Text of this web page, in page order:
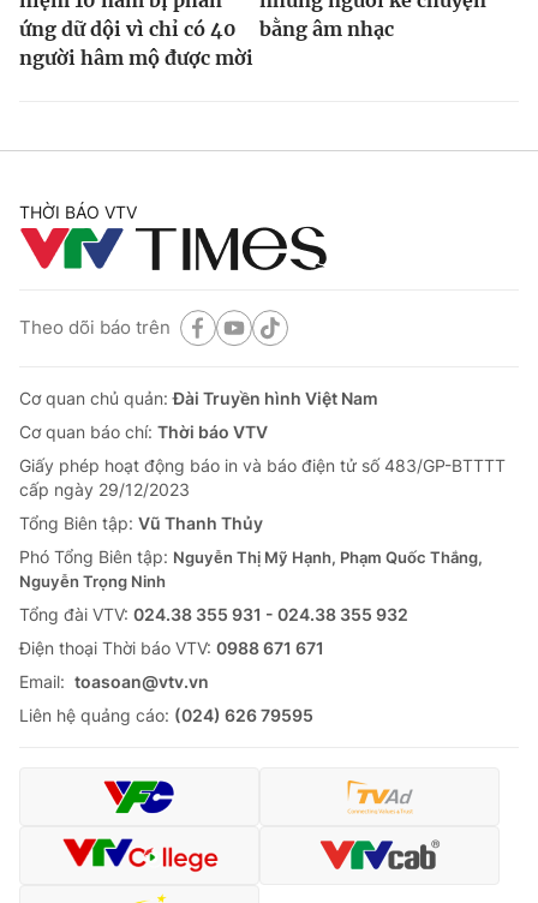
ứng dữ dội vì chỉ có 40
người hâm mộ được mời
bằng âm nhạc
THỜI BÁO VTV
Theo dõi báo trên
Cơ quan chủ quản:Đài Truyền hình Việt Nam
Cơ quan báo chí: Thời báo VTV
Giấy phép hoạt động báo in và báo điện tử số 483/GP-BTTTT
cấp ngày 29/12/2023
Tổng Biên tập: Vũ Thanh Thủy
Phó Tổng Biên tập: Nguyễn Thị Mỹ Hạnh, Phạm Quốc Thắng,
Nguyễn Trọng Ninh
Tổng đài VTV: 024.38 355 931 - 024.38 355 932
Ðiện thoại Thời báo VTV: 0988 671 671
Email: toasoan@vtv.vn
Liên hệ quảng cáo: (024) 626 79595